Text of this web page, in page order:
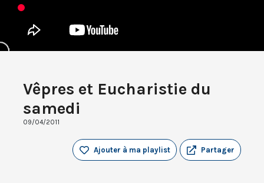
Vêpres et Eucharistie du
samedi
09/04/2011
Partager
Ajouter à ma playlist